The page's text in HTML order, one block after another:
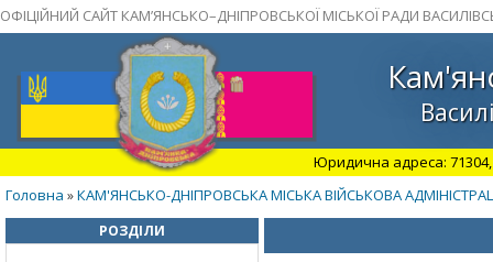
ОФІЦІЙНИЙ САЙТ КАМ’ЯНСЬКО–ДНІПРОВСЬКОЇ МІСЬКОЇ РАДИ
Юридична адреса: 71304,
Головна »КАМ'ЯНСЬКО-ДНІПРОВСЬКА МІСЬКА ВІЙСЬКОВА
РОЗДІЛИ